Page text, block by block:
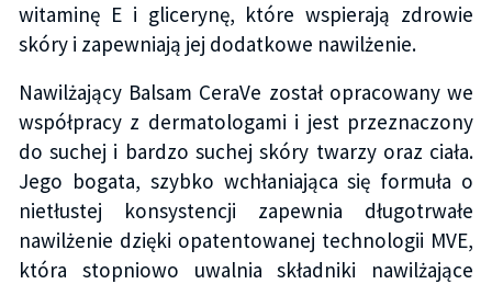
witaminę E i glicerynę, które wspierają zdrowie
skóry i zapewniają jej dodatkowe nawilżenie.
Nawilżający Balsam CeraVe został opracowany we
współpracy z dermatologami i jest przeznaczony
do suchej i bardzo suchej skóry twarzy oraz ciała.
Jego bogata, szybko wchłaniająca się formuła o
nietłustej konsystencji zapewnia długotrwałe
nawilżenie dzięki opatentowanej technologii MVE,
która stopniowo uwalnia składniki nawilżające